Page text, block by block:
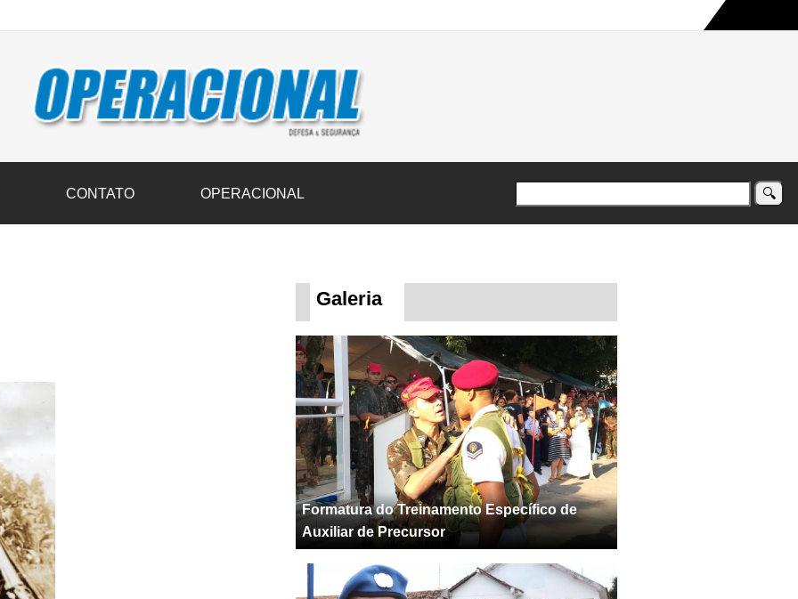
transportam 3,6 mil toneladas de donativos ao Rio Grande do Sul na maior campanha humanitária já registrada no país
CONTATO OPERACIONAL
Galeria
Formatura do Treinamento Específico de
Auxiliar de Precursor